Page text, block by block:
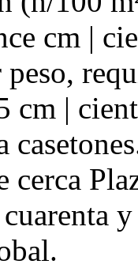
cm |
cm |
cerca